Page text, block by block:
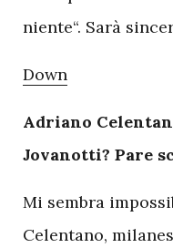
niente“. Sarà
Down
Adriano
Jovanotti? Pare
Mi sembra
Celentano,